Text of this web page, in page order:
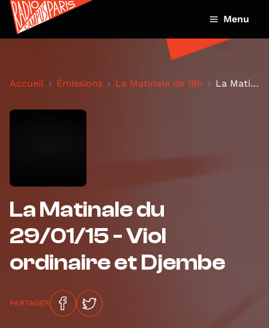
Menu
Accueil Émissions La Matinale de 19h La Matinale du 29/01/15 - Viol ordinaire et Djembe
La Matinale du
29/01/15 - Viol
ordinaire et Djembe
PARTAGER